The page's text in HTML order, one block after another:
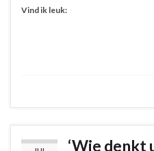
Vind ik leuk:
‘Wie denkt